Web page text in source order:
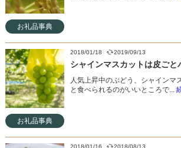
お礼品事典
2018/01/18 2019/09/13
人気上昇中のぶどう、シャインマ
と食べられるのがいいところで...
お礼品事典
2018/01/16 2018/08/13